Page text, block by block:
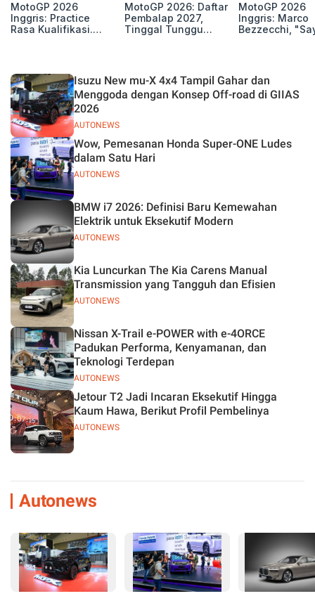
MotoGP 2026
Inggris: Practice
Rasa Kualifikasi.
Silverstone!
MotoGP 2026: Daftar
Pembalap 2027,
Tinggal Tunggu
MotoGP 2026
Inggris: Marco
Bezzecchi,
AUTONEWS
Isuzu New mu-X 4x4 Tampil Gahar dan
Menggoda dengan Konsep Off-road di GIIAS
2026
AUTONEWS
Wow, Pemesanan Honda Super-ONE Ludes
dalam Satu Hari
AUTONEWS
BMW i7 2026: Definisi Baru Kemewahan
Elektrik untuk Eksekutif Modern
AUTONEWS
Kia Luncurkan The Kia Carens Manual
Transmission yang Tangguh dan Efisien
AUTONEWS
Nissan X-Trail e-POWER with e-4ORCE
Padukan Performa, Kenyamanan, dan
Teknologi Terdepan
AUTONEWS
Jetour T2 Jadi Incaran Eksekutif Hingga
Kaum Hawa, Berikut Profil Pembelinya
Autonews